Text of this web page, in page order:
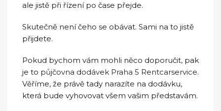
ale jistě při řízení po čase přejde.
Skutečně není čeho se obávat. Sami na to jistě
přijdete.
Pokud bychom vám mohli něco doporučit, pak
je to půjčovna dodávek Praha 5 Rentcarservice.
Věříme, že právě tady narazíte na dodávku,
která bude vyhovovat všem vašim představám.